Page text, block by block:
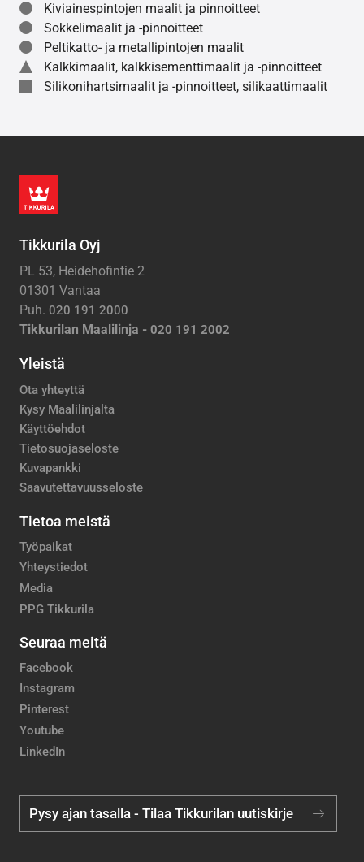
Kiviainespintojen maalit ja pinnoitteet
Sokkelimaalit ja -pinnoitteet
Peltikatto- ja metallipintojen maalit
Kalkkimaalit, kalkkisementtimaalit ja -pinnoitteet
Silikonihartsimaalit ja -pinnoitteet, silikaattimaalit
Tikkurila Oyj
PL 53, Heidehofintie 2
01301 Vantaa
Puh. 020 191 2000
Tikkurilan Maalilinja - 020 191 2002
Yleistä
Ota yhteyttä
Kysy Maalilinjalta
Käyttöehdot
Tietosuojaseloste
Kuvapankki
Saavutettavuusseloste
Tietoa meistä
Työpaikat
Yhteystiedot
Media
PPG Tikkurila
Seuraa meitä
Facebook
Instagram
Pinterest
Youtube
LinkedIn
Pysy ajan tasalla - Tilaa Tikkurilan uutiskirje